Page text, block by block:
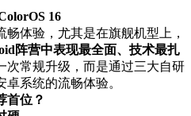
16
体验，尤其是在旗舰机型上，
阵营中表现最全面、技术最扎
次常规升级，而是通过三大自研
系统的流畅体验。
首位？